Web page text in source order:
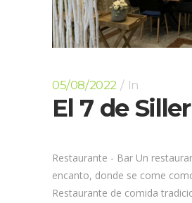
05/08/2022 In
El 7 de
Restaurante - Bar Un
encanto, donde se come
Restaurante de comida